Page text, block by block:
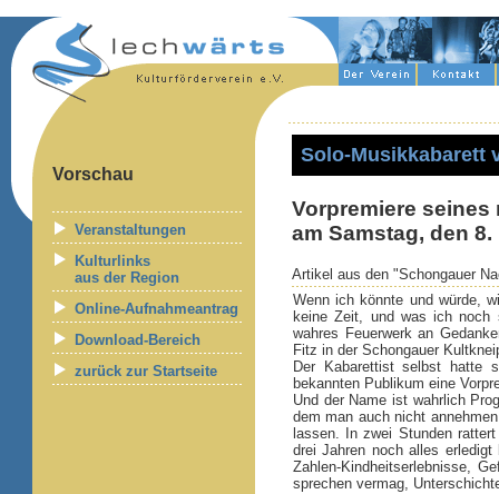
Vorschau
Veranstaltungen
Kulturlinks
aus der Region
Online-Aufnahmeantrag
Download-Bereich
zurück zur Startseite
Solo-Musikkabarett
Vorpremiere seines
am Samstag, den
Artikel aus den "Schongauer
Wenn ich könnte und würde,
keine Zeit, und was ich noch
wahres Feuerwerk an
Fitz in der Schongauer
Der Kabarettist selbst hatte
bekannten Publikum eine
Und der Name ist wahrlich
dem man auch nicht
lassen. In zwei Stunden
drei Jahren noch alles
Zahlen-Kindheitserlebnisse,
sprechen vermag,